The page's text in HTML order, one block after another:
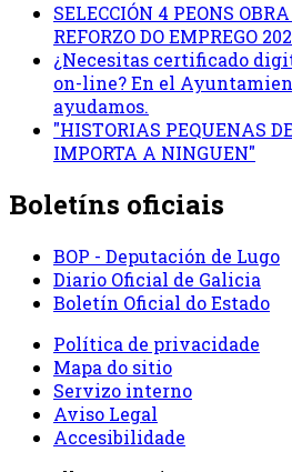
SELECCIÓN 4 PEONS
REFORZO DO EMPREGO
¿Necesitas certificado
on-line? En el
ayudamos.
"HISTORIAS PEQUENAS
IMPORTA A NINGUEN"
Boletíns oficiais
BOP - Deputación de Lugo
Diario Oficial de Galicia
Boletín Oficial do Estado
Política de privacidade
Mapa do sitio
Servizo interno
Aviso Legal
Accesibilidade